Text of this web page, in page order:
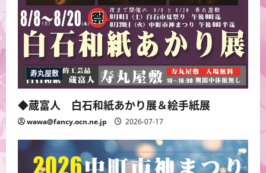
寿丸屋敷
◆蔵富人 白石和紙あかり展＆絵手紙展
wawa@fancy.ocn.ne.jp 2026-07-17